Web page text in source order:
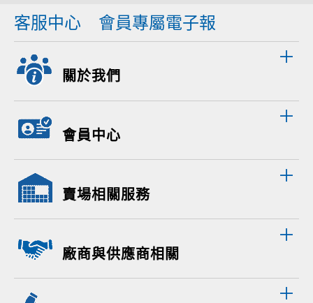
客服中心 會員專屬電子報
關於我們
會員中心
賣場相關服務
廠商與供應商相關